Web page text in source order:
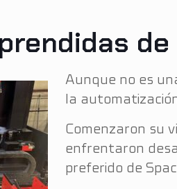
Aunque no es
la
Comenzaron su
enfrentaron
preferido de